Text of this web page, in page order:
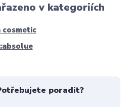
v kategoriích
cosmetic
poradit?